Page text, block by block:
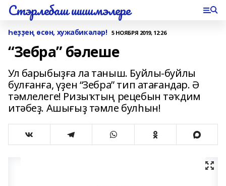
Стэрлебаш шишмэлере
Һеҙҙең өсөн, хужабикәләр! 5 НОЯБРЯ 2019, 12:26
“Зебра” бәлеше
Ул барыбыҙға ла таныш. Буйлы-буйлы
булғанға, үҙен “Зебра” тип атағандар. Ә
тәмлелеге! Ризыҡтың рецебын тәҡдим
итәбеҙ. Ашығыҙ тәмле булһын!